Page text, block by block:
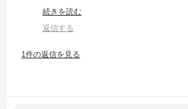
続きを読む
返信する
1件の返信を見る